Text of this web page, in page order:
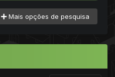
Mais opções de pesquisa